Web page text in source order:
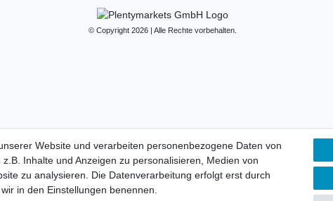
© Copyright 2026 | Alle Rechte vorbehalten.
Website und verarbeiten personenbezogene Daten von
Inhalte und Anzeigen zu personalisieren, Medien von
zu analysieren. Die Datenverarbeitung erfolgt erst durch
in den Einstellungen benennen.